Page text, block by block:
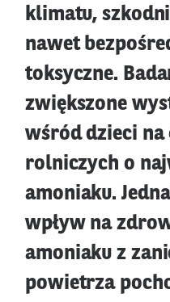
klimatu,
nawet
toksyczne.
zwiększone
wśród dzieci na
rolniczych o
amoniaku.
wpływ na
amoniaku z
powietrza